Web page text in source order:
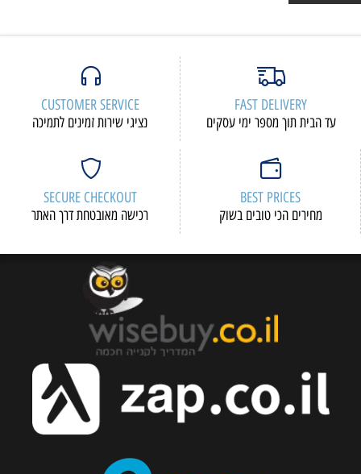
FAST DELIVERY
עד הבית תוך מספר ימי עסקים
CUSTOMER SERVICE
נציגי שירות זמינים לתמיכה
BEST PRICES
מחירים הכי טובים בשוק
SECURE CHECKOUT
רכישה מאובטחת דרך האתר